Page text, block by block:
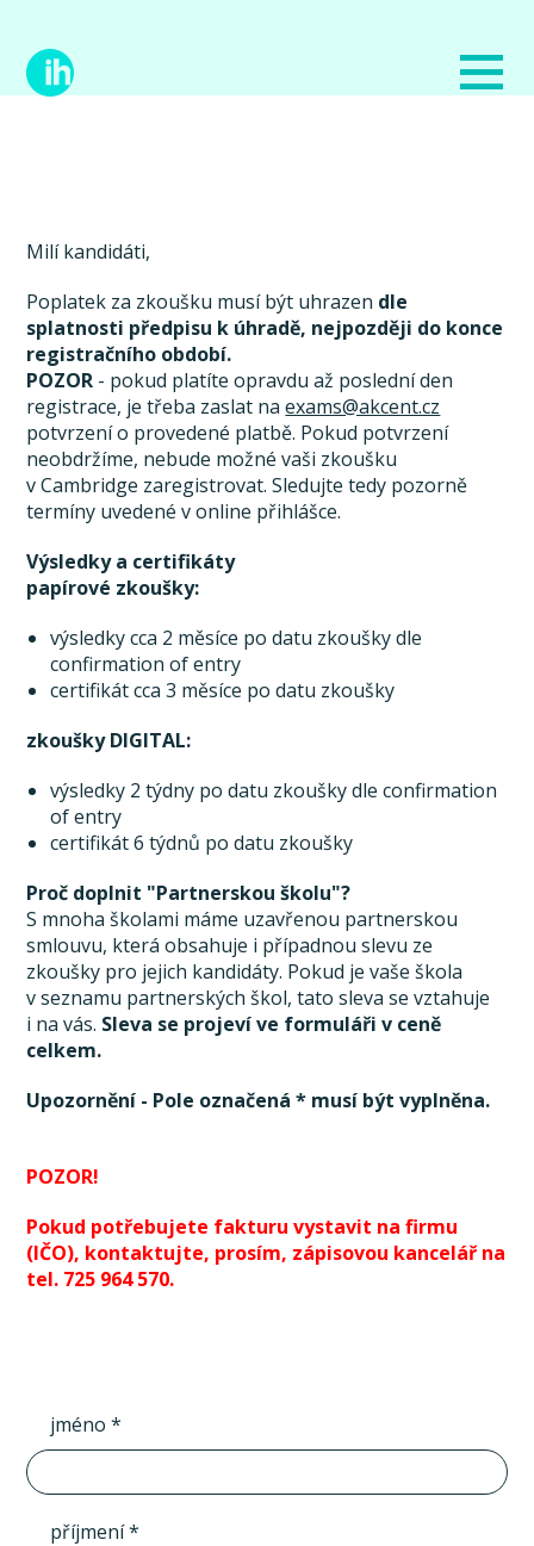
Milí kandidáti,
Poplatek za zkoušku musí být uhrazen dle
splatnosti předpisu k úhradě, nejpozději do konce
registračního období.
POZOR - pokud platíte opravdu až poslední den
registrace, je třeba zaslat naexams@akcent.cz
potvrzení o provedené platbě. Pokud potvrzení
neobdržíme, nebude možné vaši zkoušku
v Cambridge zaregistrovat. Sledujte tedy pozorně
termíny uvedené v online přihlášce.
Výsledky a certifikáty
papírové zkoušky:
výsledky cca 2 měsíce po datu zkoušky dle
confirmation of entry
certifikát cca 3 měsíce po datu zkoušky
zkoušky DIGITAL:
výsledky 2 týdny po datu zkoušky dle confirmation
of entry
certifikát 6 týdnů po datu zkoušky
Proč doplnit "Partnerskou školu"?
S mnoha školami máme uzavřenou partnerskou
smlouvu, která obsahuje i případnou slevu ze
zkoušky pro jejich kandidáty. Pokud je vaše škola
v seznamu partnerských škol, tato sleva se vztahuje
i na vás. Sleva se projeví ve formuláři v ceně
celkem.
Upozornění - Pole označená * musí být vyplněna.
POZOR!
Pokud potřebujete fakturu vystavit na firmu
(IČO), kontaktujte, prosím, zápisovou kancelář na
tel. 725 964 570.
jméno *
příjmení *